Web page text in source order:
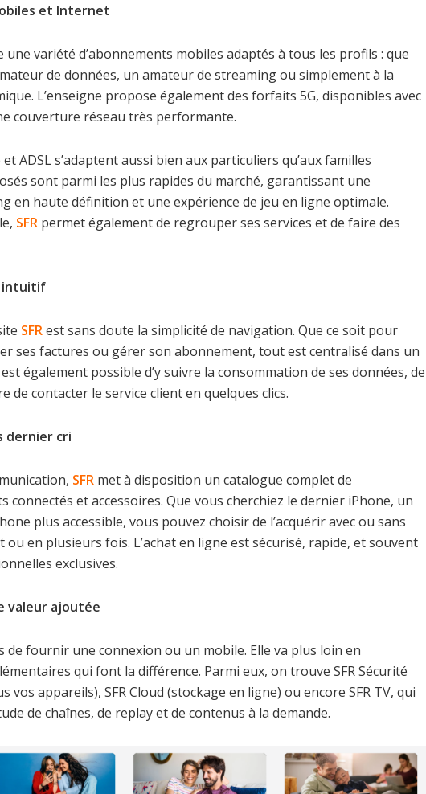
et Internet
une variété d’abonnements mobiles adaptés à tous les profils : que
de données, un amateur de streaming ou simplement à la
L’enseigne propose également des forfaits 5G, disponibles avec
couverture réseau très performante.
ADSL s’adaptent aussi bien aux particuliers qu’aux familles
sont parmi les plus rapides du marché, garantissant une
en haute définition et une expérience de jeu en ligne optimale.
SFR permet également de regrouper ses services et de faire des
intuitif
SFRest sans doute la simplicité de navigation. Que ce soit pour
ses factures ou gérer son abonnement, tout est centralisé dans un
également possible d’y suivre la consommation de ses données, de
de contacter le service client en quelques clics.
dernier cri
SFR met à disposition un catalogue complet de
et accessoires. Que vous cherchiez le dernier iPhone, un
plus accessible, vous pouvez choisir de l’acquérir avec ou sans
en plusieurs fois. L’achat en ligne est sécurisé, rapide, et souvent
exclusives.
valeur ajoutée
de fournir une connexion ou un mobile. Elle va plus loin en
qui font la différence. Parmi eux, on trouve SFR Sécurité
appareils), SFR Cloud (stockage en ligne) ou encore SFR TV, qui
de chaînes, de replay et de contenus à la demande.